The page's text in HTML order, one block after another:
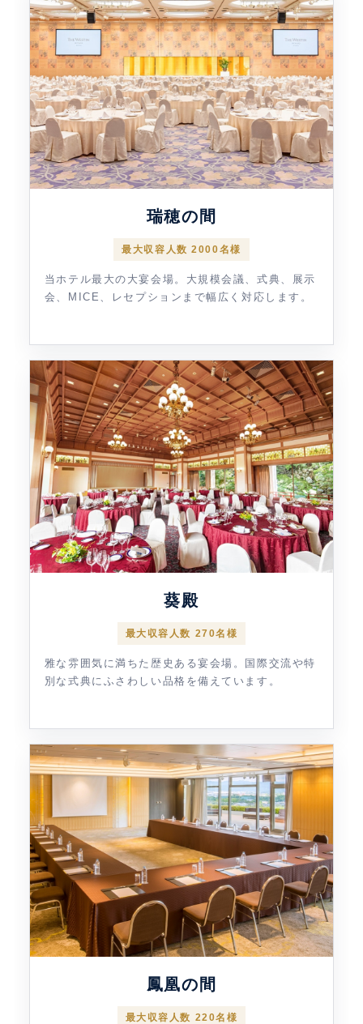
瑞穂の間
最大収容人数 2000名様
当ホテル最大の大宴会場。大規模会議、式典、展示
会、MICE、レセプションまで幅広く対応します。
葵殿
最大収容人数 270名様
雅な雰囲気に満ちた歴史ある宴会場。国際交流や特
別な式典にふさわしい品格を備えています。
鳳凰の間
最大収容人数 220名様